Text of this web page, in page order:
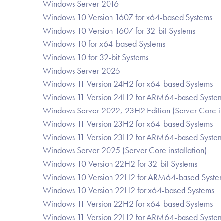
Windows Server 2016
Windows 10 Version 1607 for x64-based Systems
Windows 10 Version 1607 for 32-bit Systems
Windows 10 for x64-based Systems
Windows 10 for 32-bit Systems
Windows Server 2025
Windows 11 Version 24H2 for x64-based Systems
Windows 11 Version 24H2 for ARM64-based
Windows Server 2022, 23H2 Edition (Server Core
Windows 11 Version 23H2 for x64-based Systems
Windows 11 Version 23H2 for ARM64-based
Windows Server 2025 (Server Core installation)
Windows 10 Version 22H2 for 32-bit Systems
Windows 10 Version 22H2 for ARM64-based
Windows 10 Version 22H2 for x64-based Systems
Windows 11 Version 22H2 for x64-based Systems
Windows 11 Version 22H2 for ARM64-based